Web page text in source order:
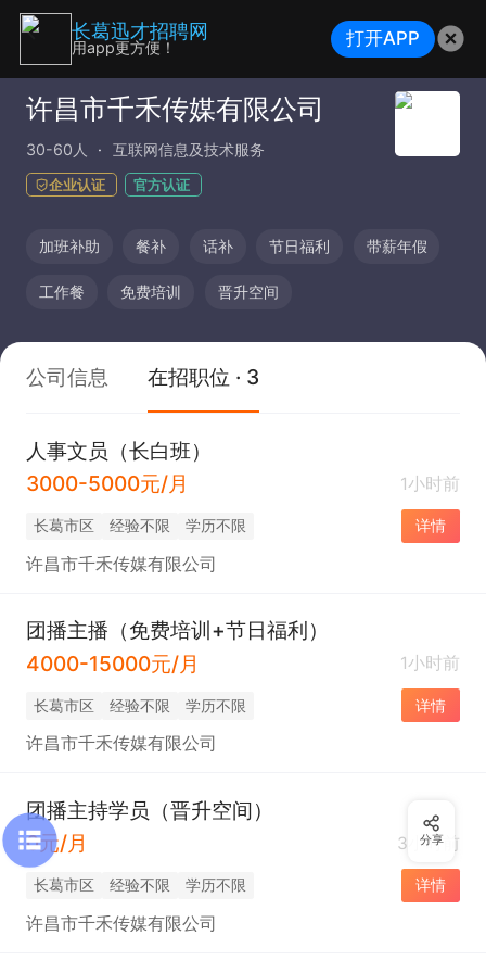
许昌市千禾传媒有限公司
30-60人 互联网信息及技术服务
企业认证 官方认证
加班补助 餐补 话补 节日福利 带薪年假
工作餐 免费培训 晋升空间
公司信息 在招职位 · 3
人事文员（长白班）
3000-5000元/月
1小时前
长葛市区 经验不限 学历不限 详情
许昌市千禾传媒有限公司
团播主播（免费培训+节日福利）
4000-15000元/月
1小时前
长葛市区 经验不限 学历不限 详情
许昌市千禾传媒有限公司
团播主持学员（晋升空间）
0元/月
3小时前
长葛市区 经验不限 学历不限 详情
许昌市千禾传媒有限公司
分享
长葛迅才招聘网
用app更方便！ 打开APP